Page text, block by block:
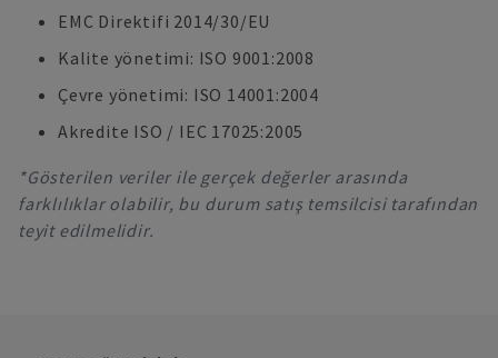
EMC Direktifi 2014/30/EU
Kalite yönetimi: ISO 9001:2008
Çevre yönetimi: ISO 14001:2004
Akredite ISO / IEC 17025:2005
*Gösterilen veriler ile gerçek değerler arasında
farklılıklar olabilir, bu durum satış temsilcisi tarafından
teyit edilmelidir.